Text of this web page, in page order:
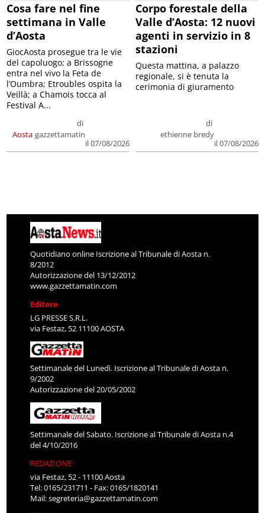
Cosa fare nel fine
settimana in Valle
d’Aosta
Aosta
di
gazzettamatin
il 07/08/2026
GiocAosta prosegue tra le vie
del capoluogo; a Brissogne
entra nel vivo la Feta de
l’Oumbra; Etroubles ospita la
Veillà; a Chamois tocca al
Festival A...
Corpo forestale della
Valle d’Aosta: 12 nuovi
agenti in servizio in 8
stazioni
di
ethienne bredy
il 07/08/2026
Questa mattina, a palazzo
regionale, si è tenuta la
cerimonia di giuramento
Quotidiano online Iscrizione al Tribunale di Aosta n.
8/2012
Autorizzazione del 13/12/2012
www.gazzettamatin.com
Editore
LG PRESSE S.R.L.
via Festaz, 52 11100 AOSTA
Settimanale del Lunedì. Iscrizione al Tribunale di Aosta n.
9/2002
Autorizzazione del 20/05/2002
Settimanale del Sabato. Iscrizione al Tribunale di Aosta n.4
del 4/10/2016
REDAZIONE
via Festaz, 52 - 11100 Aosta
Tel: 0165/231711 - Fax: 0165/1820141
Mail:segreteria@gazzettamatin.com